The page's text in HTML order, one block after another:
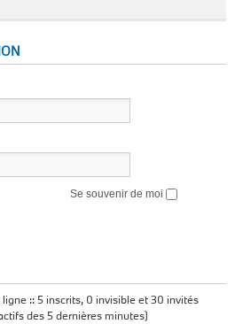
Se souvenir de moi
:: 5 inscrits, 0 invisible et 30 invités
des 5 dernières minutes)